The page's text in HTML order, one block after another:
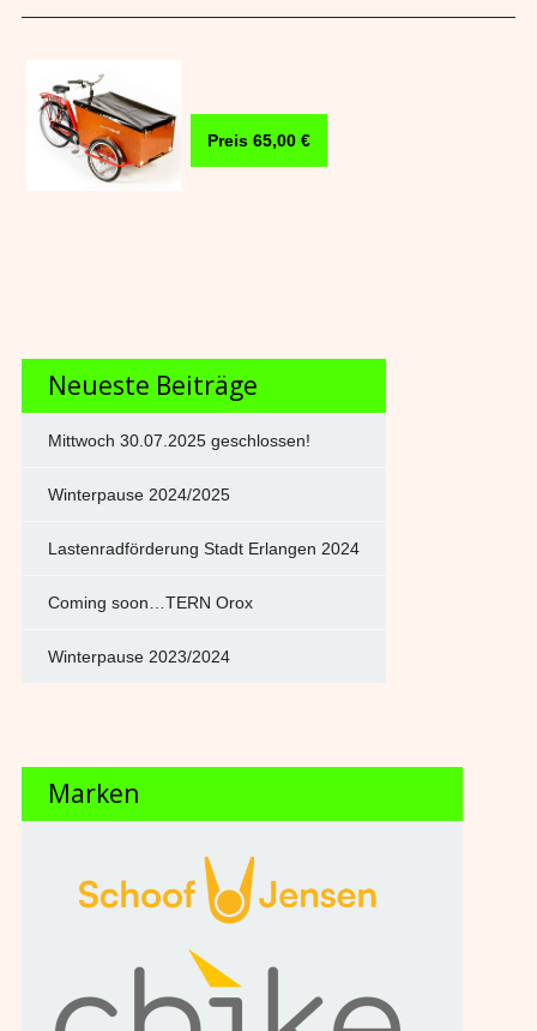
Preis 65,00 €
Neueste Beiträge
Mittwoch 30.07.2025 geschlossen!
Winterpause 2024/2025
Lastenradförderung Stadt Erlangen 2024
Coming soon…TERN Orox
Winterpause 2023/2024
Marken